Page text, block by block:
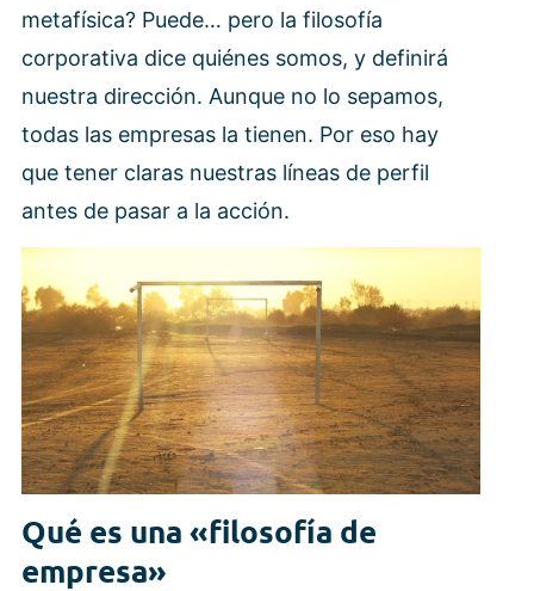
metafísica? Puede… pero la filosofía
corporativa dice quiénes somos, y definirá
nuestra dirección. Aunque no lo sepamos,
todas las empresas la tienen. Por eso hay
que tener claras nuestras líneas de perfil
antes de pasar a la acción.
Qué es una «filosofía de
empresa»